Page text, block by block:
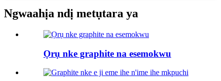
Ngwaahịa ndị metụtara ya
Ọrụ nke graphite na esemokwu